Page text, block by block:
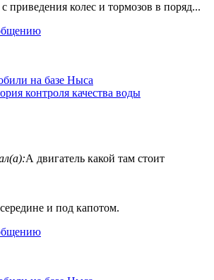
приведения колес и тормозов в поряд...
на базе Ныса
контроля качества воды
А двигатель какой там стоит
и под капотом.